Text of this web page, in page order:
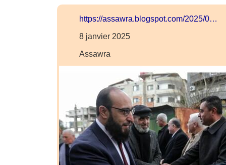
https://assawra.blogspot.com/2025/0…
8 janvier 2025
Assawra